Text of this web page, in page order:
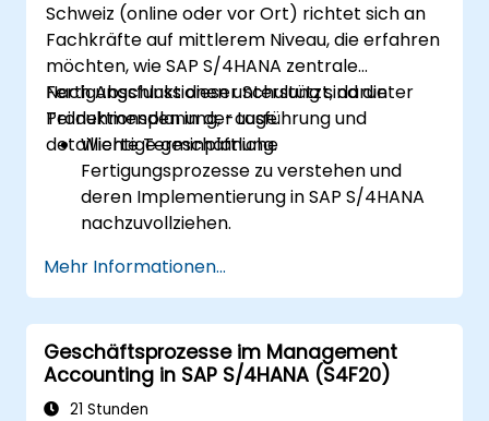
Schweiz (online oder vor Ort) richtet sich an
Fachkräfte auf mittlerem Niveau, die erfahren
möchten, wie SAP S/4HANA zentrale
Fertigungsfunktionen unterstützt, darunter
Produktionsplanung, -ausführung und
detaillierte Terminplanung.
Nach Abschluss dieser Schulung sind die
Teilnehmenden in der Lage:
Wichtige geschäftliche
Fertigungsprozesse zu verstehen und
deren Implementierung in SAP S/4HANA
nachzuvollziehen.
Fertigung, wie Stücklisten, Arbeitspläne
und Produktionsversionen, zu verwalten.
Produktionsplanung,
Materialbedarfsplanung (MRP) und
Kapazitätsplanung in SAP S/4HANA
durchzuführen.
Mehr Informationen...
Geschäftsprozesse im Management
Accounting in SAP S/4HANA (S4F20)
21 Stunden